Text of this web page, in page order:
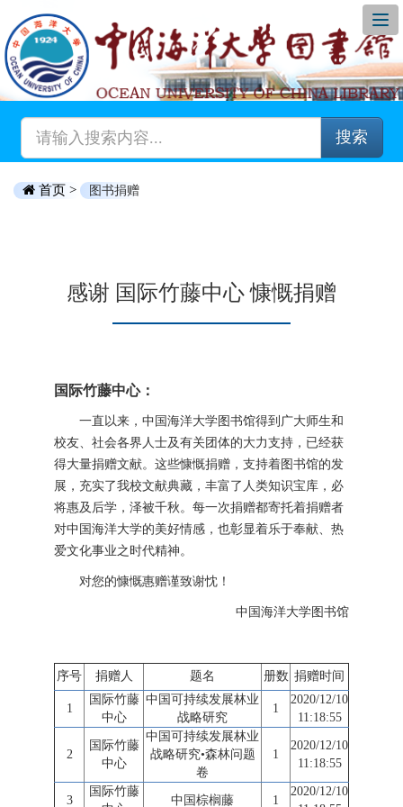
搜索
首页 > 图书捐赠
感谢 国际竹藤中心 慷慨捐赠
国际竹藤中心：
一直以来，中国海洋大学图书馆得到广大师生和
校友、社会各界人士及有关团体的大力支持，已经获
得大量捐赠文献。这些慷慨捐赠，支持着图书馆的发
展，充实了我校文献典藏，丰富了人类知识宝库，必
将惠及后学，泽被千秋。每一次捐赠都寄托着捐赠者
对中国海洋大学的美好情感，也彰显着乐于奉献、热
爱文化事业之时代精神。
对您的慷慨惠赠谨致谢忱！
中国海洋大学图书馆
序号 捐赠人 题名 册数 捐赠时间
1
国际竹藤
中心
中国可持续发展林业
战略研究
1
2020/12/10
11:18:55
2
国际竹藤
中心
中国可持续发展林业
战略研究•森林问题
卷
1
2020/12/10
11:18:55
3
国际竹藤
中国棕榈藤 1
2020/12/10